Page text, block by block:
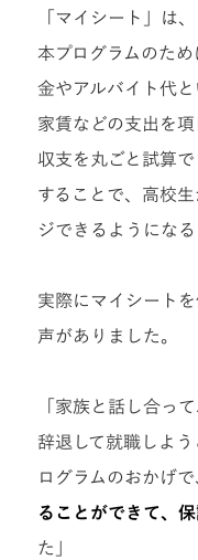
「マイシート」は
本プログラムのた
金やアルバイト代
家賃などの支出を
収支を丸ごと試算
することで、高校
ジできるようになる
実際にマイシート
声がありました。
「家族と話し合っ
辞退して就職しよ
ログラムのおかげで
ることができて、
た」